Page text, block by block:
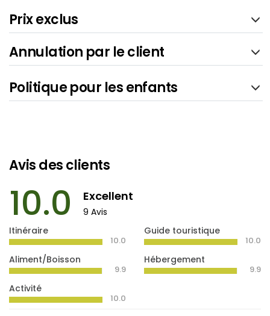
Prix exclus
Annulation par le client
Politique pour les enfants
Avis des clients
10.0 Excellent
9 Avis
Itinéraire
10.0
Aliment/Boisson
9.9
Activité
10.0
Guide touristique
10.0
Hébergement
9.9